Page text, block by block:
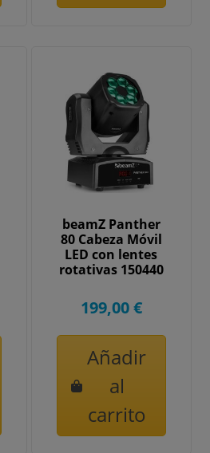
beamZ Panther
80 Cabeza Móvil
LED con lentes
rotativas 150440
199,00 €
Añadir
al
carrito